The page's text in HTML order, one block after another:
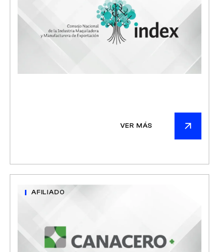
VER MÁS
AFILIADO